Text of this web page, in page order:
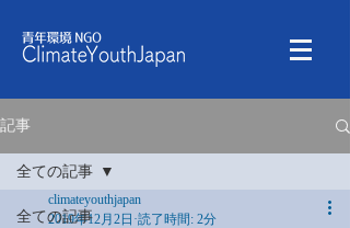
記事
全ての記事
全ての記事
climateyouthjapan
2019年12月2日 読了時間: 2分